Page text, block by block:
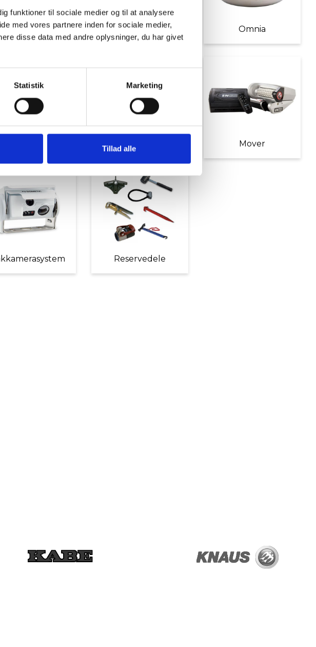
funktioner til sociale medier og til at analysere
med vores partnere inden for sociale medier,
disse data med andre oplysninger, du har givet
Statistik Marketing
Tillad alle
udstyr Møbler Omnia
Diverse tilbehør Mover
Reservedele